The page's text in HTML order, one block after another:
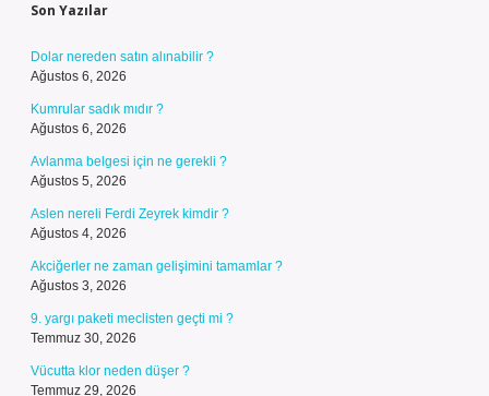
Son Yazılar
Dolar nereden satın alınabilir ?
Ağustos 6, 2026
Kumrular sadık mıdır ?
Ağustos 6, 2026
Avlanma belgesi için ne gerekli ?
Ağustos 5, 2026
Aslen nereli Ferdi Zeyrek kimdir ?
Ağustos 4, 2026
Akciğerler ne zaman gelişimini tamamlar ?
Ağustos 3, 2026
9. yargı paketi meclisten geçti mi ?
Temmuz 30, 2026
Vücutta klor neden düşer ?
Temmuz 29, 2026